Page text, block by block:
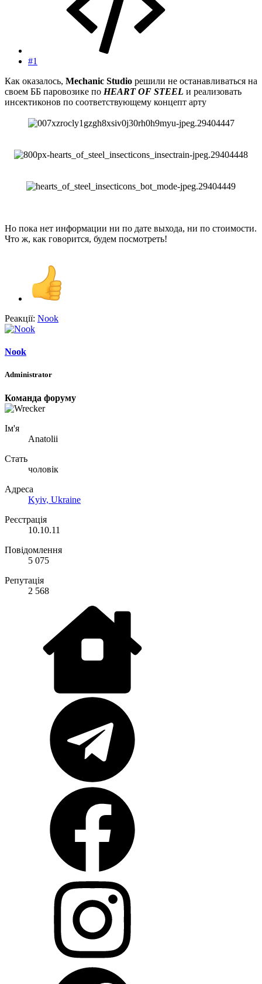
#1
Как оказалось, Mechanic Studio решили не останавливаться на
своем ББ паровозике по HEART OF STEEL и реализовать
инсектиконов по соответствующему концепт арту
Но пока нет информации ни по дате выхода, ни по стоимости.
Что ж, как говорится, будем посмотреть!
Реакції: Nook
Nook
Administrator
Команда форуму
Ім'я
Anatolii
Стать
чоловік
Адреса
Kyiv, Ukraine
Реєстрація
10.10.11
Повідомлення
5 075
Репутація
2 568